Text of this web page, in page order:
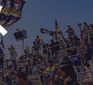
TheSpark